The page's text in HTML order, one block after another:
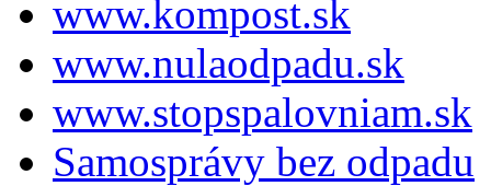
www.kompost.sk
www.nulaodpadu.sk
www.stopspalovniam.sk
Samosprávy bez odpadu